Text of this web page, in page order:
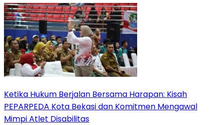
Ketika Hukum Berjalan Bersama Harapan: Kisah
PEPARPEDA Kota Bekasi dan Komitmen Mengawal
Mimpi Atlet Disabilitas